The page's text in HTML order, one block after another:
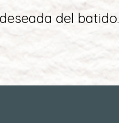
del batido.